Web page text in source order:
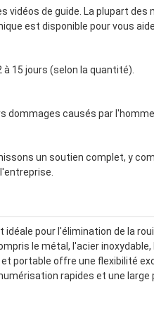
vidéos de guide. La plupart
est disponible pour vous
15 jours (selon la quantité).
dommages causés par
un soutien complet, y
pour l'élimination de la
le métal, l'acier inoxydable,
portable offre une flexibilité
rapides et une